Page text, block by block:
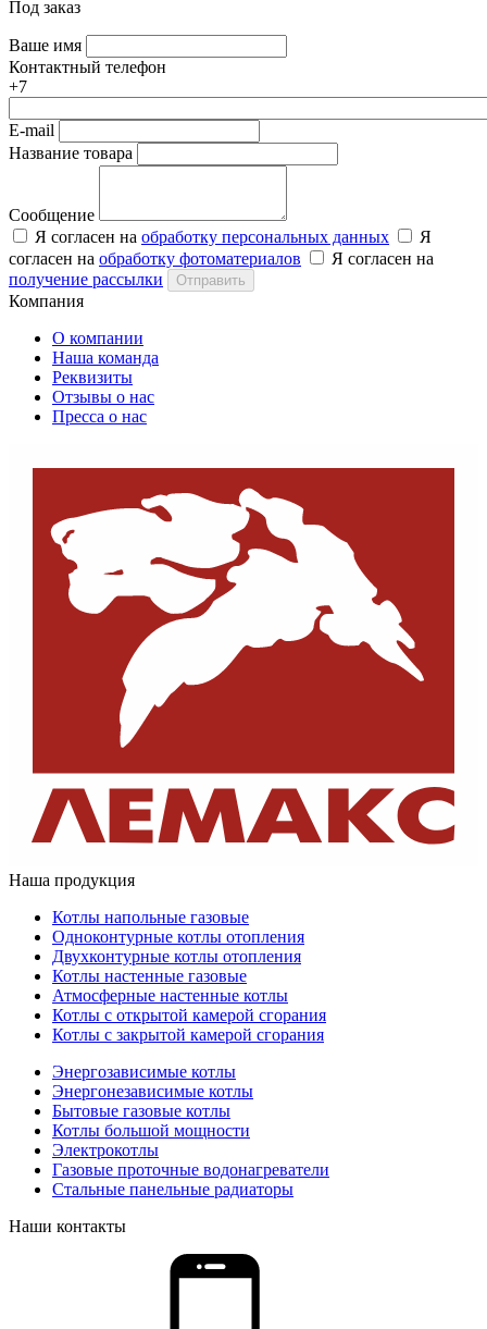
Под заказ
Ваше имя
Контактный телефон
+7
E-mail
Название товара
Сообщение
Я согласен на обработку персональных данных
Я
согласен на обработку фотоматериалов
Я согласен на
получение рассылки
Отправить
Компания
О компании
Наша команда
Реквизиты
Отзывы о нас
Пресса о нас
Наша продукция
Котлы напольные газовые
Одноконтурные котлы отопления
Двухконтурные котлы отопления
Котлы настенные газовые
Атмосферные настенные котлы
Котлы с открытой камерой сгорания
Котлы с закрытой камерой сгорания
Энергозависимые котлы
Энергонезависимые котлы
Бытовые газовые котлы
Котлы большой мощности
Электрокотлы
Газовые проточные водонагреватели
Стальные панельные радиаторы
Наши контакты